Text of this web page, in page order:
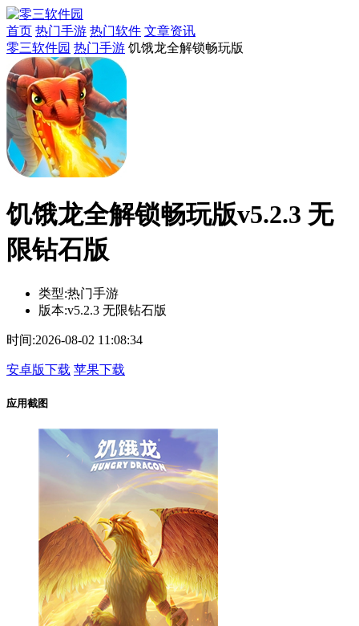
首页 热门手游 热门软件 文章资讯
零三软件园 热门手游 饥饿龙全解锁畅玩版
饥饿龙全解锁畅玩版v5.2.3 无
限钻石版
类型:热门手游
版本:v5.2.3 无限钻石版
时间:2026-08-02 11:08:34
安卓版下载 苹果下载
应用截图